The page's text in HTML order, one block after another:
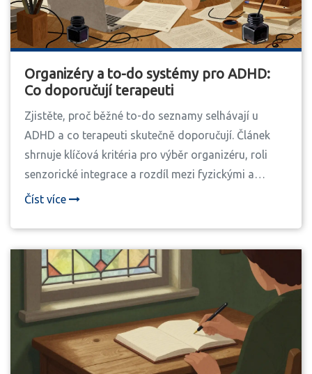
Organizéry a to-do systémy pro ADHD:
Co doporučují terapeuti
Zjistěte, proč běžné to-do seznamy selhávají u
ADHD a co terapeuti skutečně doporučují. Článek
shrnuje klíčová kritéria pro výběr organizéru, roli
senzorické integrace a rozdíl mezi fyzickými a
digitálními nástroji.
Číst více